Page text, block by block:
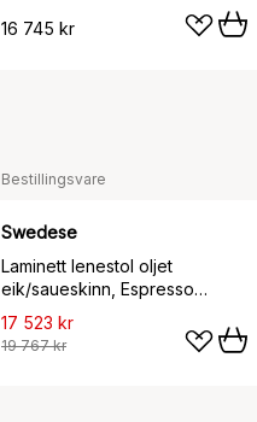
16 745 kr
Bestillingsvare
Swedese
Laminett lenestol oljet
eik/saueskinn, Espresso
(brun)
17 523 kr
19 767 kr